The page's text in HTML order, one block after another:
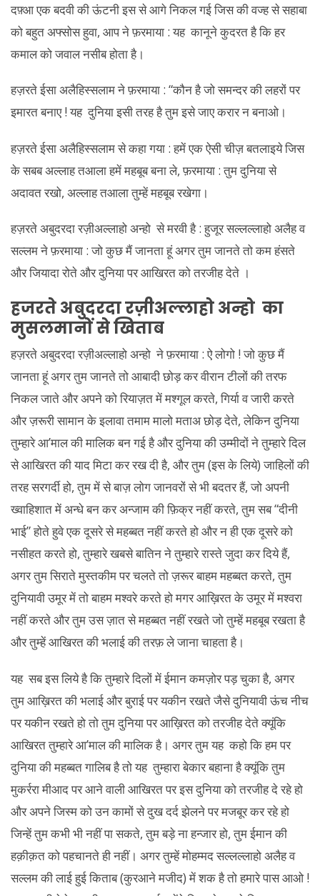
दफ़्आ एक बदवी की ऊंटनी इस से आगे निकल गई जिस की वज्ह से सहाबा
को बहुत अफ्सोस हुवा, आप ने फ़रमाया : यह कानूने कुदरत है कि हर
कमाल को जवाल नसीब होता है।
हज़रते ईसा अलैहिस्सलाम ने फ़रमाया : “कौन है जो समन्दर की लहरों पर
इमारत बनाए ! यह दुनिया इसी तरह है तुम इसे जाए करार न बनाओ।
हज़रते ईसा अलैहिस्सलाम से कहा गया : हमें एक ऐसी चीज़ बतलाइये जिस
के सबब अल्लाह तआला हमें महबूब बना ले, फ़रमाया : तुम दुनिया से
अदावत रखो, अल्लाह तआला तुम्हें महबूब रखेगा।
हज़रते अबुदरदा रज़ीअल्लाहो अन्हो से मरवी है : हुजूर सल्लल्लाहो अलैह व
सल्लम ने फ़रमाया : जो कुछ मैं जानता हूं अगर तुम जानते तो कम हंसते
और जियादा रोते और दुनिया पर आखिरत को तरजीह देते ।
हजरते अबुदरदा रज़ीअल्लाहो अन्हो का
मुसलमानों से खिताब
हज़रते अबुदरदा रज़ीअल्लाहो अन्हो ने फ़रमाया : ऐ लोगो ! जो कुछ मैं
जानता हूं अगर तुम जानते तो आबादी छोड़ कर वीरान टीलों की तरफ
निकल जाते और अपने को रियाज़त में मश्गूल करते, गिर्या व जारी करते
और ज़रूरी सामान के इलावा तमाम मालो मताअ छोड़ देते, लेकिन दुनिया
तुम्हारे आ’माल की मालिक बन गई है और दुनिया की उम्मीदों ने तुम्हारे दिल
से आखिरत की याद मिटा कर रख दी है, और तुम (इस के लिये) जाहिलों की
तरह सरगर्दी हो, तुम में से बाज़ लोग जानवरों से भी बदतर हैं, जो अपनी
ख्वाहिशात में अन्धे बन कर अन्जाम की फ़िक्र नहीं करते, तुम सब “दीनी
भाई” होते हुवे एक दूसरे से महब्बत नहीं करते हो और न ही एक दूसरे को
नसीहत करते हो, तुम्हारे खबसे बातिन ने तुम्हारे रास्ते जुदा कर दिये हैं,
अगर तुम सिराते मुस्तकीम पर चलते तो ज़रूर बाहम महब्बत करते, तुम
दुनियावी उमूर में तो बाहम मश्वरे करते हो मगर आख़िरत के उमूर में मश्वरा
नहीं करते और तुम उस ज़ात से महब्बत नहीं रखते जो तुम्हें महबूब रखता है
और तुम्हें आखिरत की भलाई की तरफ़ ले जाना चाहता है।
यह सब इस लिये है कि तुम्हारे दिलों में ईमान कमज़ोर पड़ चुका है, अगर
तुम आख़िरत की भलाई और बुराई पर यकीन रखते जैसे दुनियावी ऊंच नीच
पर यकीन रखते हो तो तुम दुनिया पर आख़िरत को तरजीह देते क्यूंकि
आखिरत तुम्हारे आ’माल की मालिक है। अगर तुम यह कहो कि हम पर
दुनिया की महब्बत गालिब है तो यह तुम्हारा बेकार बहाना है क्यूंकि तुम
मुकर्ररा मीआद पर आने वाली आखिरत पर इस दुनिया को तरजीह दे रहे हो
और अपने जिस्म को उन कामों से दुख दर्द झेलने पर मजबूर कर रहे हो
जिन्हें तुम कभी भी नहीं पा सकते, तुम बड़े ना हन्जार हो, तुम ईमान की
हक़ीक़त को पहचानते ही नहीं। अगर तुम्हें मोहम्मद सल्लल्लाहो अलैह व
सल्लम की लाई हुई किताब (कुरआने मजीद) में शक है तो हमारे पास आओ !